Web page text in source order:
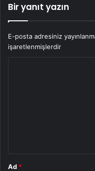
Bir yanıt yazın
E-posta adresiniz
işaretlenmişlerdir
Ad *